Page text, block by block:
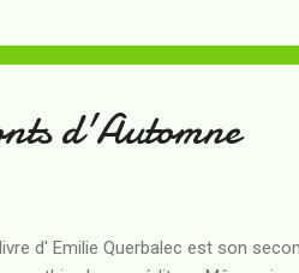
cinq ans ? Les questions de
d'Automne
d' Emilie Querbalec est son